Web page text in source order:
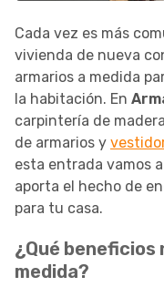
Cada vez es más
vivienda de nueva
armarios a medida
la habitación. En
carpintería de
de armarios y
esta entrada vamos
aporta el hecho de
para tu casa.
¿Qué beneficios
medida?